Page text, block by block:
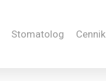
Stomatolog Cennik